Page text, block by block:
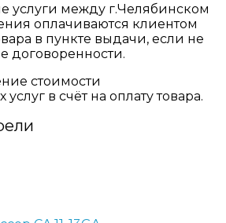
услуги между г.Челябинском
оплачиваются клиентом
в пункте выдачи, если не
договоренности.
стоимости
в счёт на оплату товара.